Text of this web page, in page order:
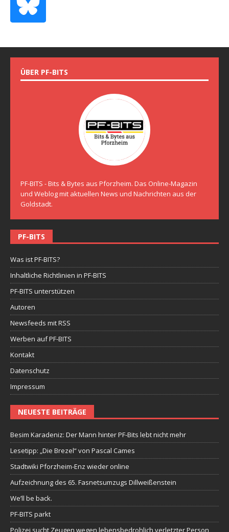
ÜBER PF-BITS
PF-BITS - Bits & Bytes aus Pforzheim. Das Online-Magazin
und Weblog mit aktuellen News und Nachrichten aus der
Goldstadt.
PF-BITS
Was ist PF-BITS?
Inhaltliche Richtlinien in PF-BITS
PF-BITS unterstützen
Autoren
Newsfeeds mit RSS
Werben auf PF-BITS
Kontakt
Datenschutz
Impressum
NEUESTE BEITRÄGE
Besim Karadeniz: Der Mann hinter PF-Bits lebt nicht mehr
Lesetipp: „Die Brezel“ von Pascal Cames
Stadtwiki Pforzheim-Enz wieder online
Aufzeichnung des 65. Fasnetsumzugs Dillweißenstein
We’ll be back.
PF-BITS parkt
Polizei sucht Zeugen wegen lebensbedrohlich verletzter Person